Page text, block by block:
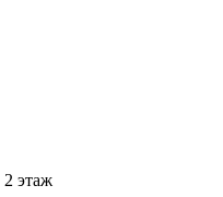
2 этаж